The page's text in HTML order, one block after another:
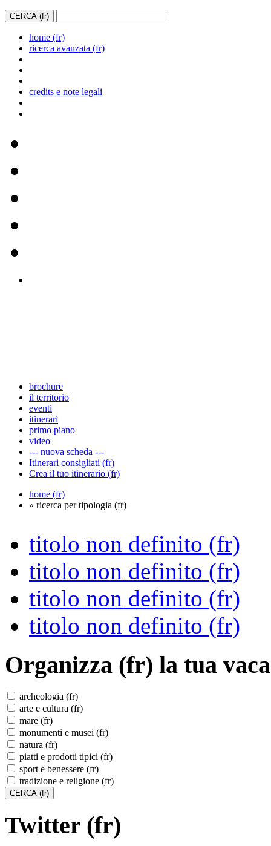
home (fr)
ricerca avanzata (fr)
credits e note legali
brochure
il territorio
eventi
itinerari
primo piano
video
--- nuova scheda ---
Itinerari consigliati (fr)
Crea il tuo itinerario (fr)
home (fr)
» ricerca per tipologia (fr)
titolo non definito (fr)
titolo non definito (fr)
titolo non definito (fr)
titolo non definito (fr)
Organizza (fr) la tua
archeologia (fr)
arte e cultura (fr)
mare (fr)
monumenti e musei (fr)
natura (fr)
piatti e prodotti tipici (fr)
sport e benessere (fr)
tradizione e religione (fr)
Twitter (fr)